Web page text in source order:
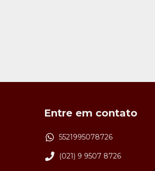
Entre em contato
5521995078726
(021) 9 9507 8726